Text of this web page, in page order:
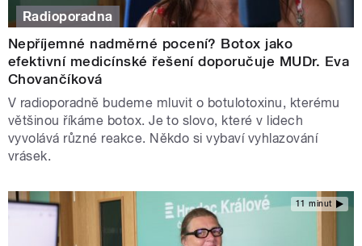
Radioporadna
Nepříjemné nadměrné pocení? Botox jako
efektivní medicínské řešení doporučuje MUDr. Eva
Chovančíková
V radioporadně budeme mluvit o botulotoxinu, kterému
většinou říkáme botox. Je to slovo, které v lidech
vyvolává různé reakce. Někdo si vybaví vyhlazování
vrásek.
11 minut